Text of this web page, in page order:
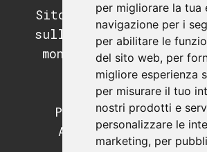
per migliorare la tua
navigazione per i
per abilitare le
del sito web, per
migliore esperienza
per misurare il tuo
nostri prodotti e
personalizzare le
marketing, per
Sito di informazione
sull'automazione
mondo dei PLC e dei
supervisione.
Programmazione
Programmazione
Apparecchiature e